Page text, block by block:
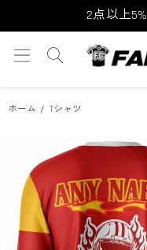
2点以上
10点以上
ホーム Tシャツ